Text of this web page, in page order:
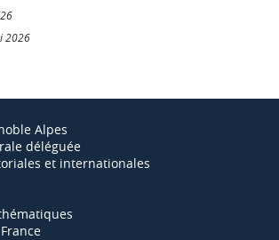
2026
Alpes
déléguée
et internationales